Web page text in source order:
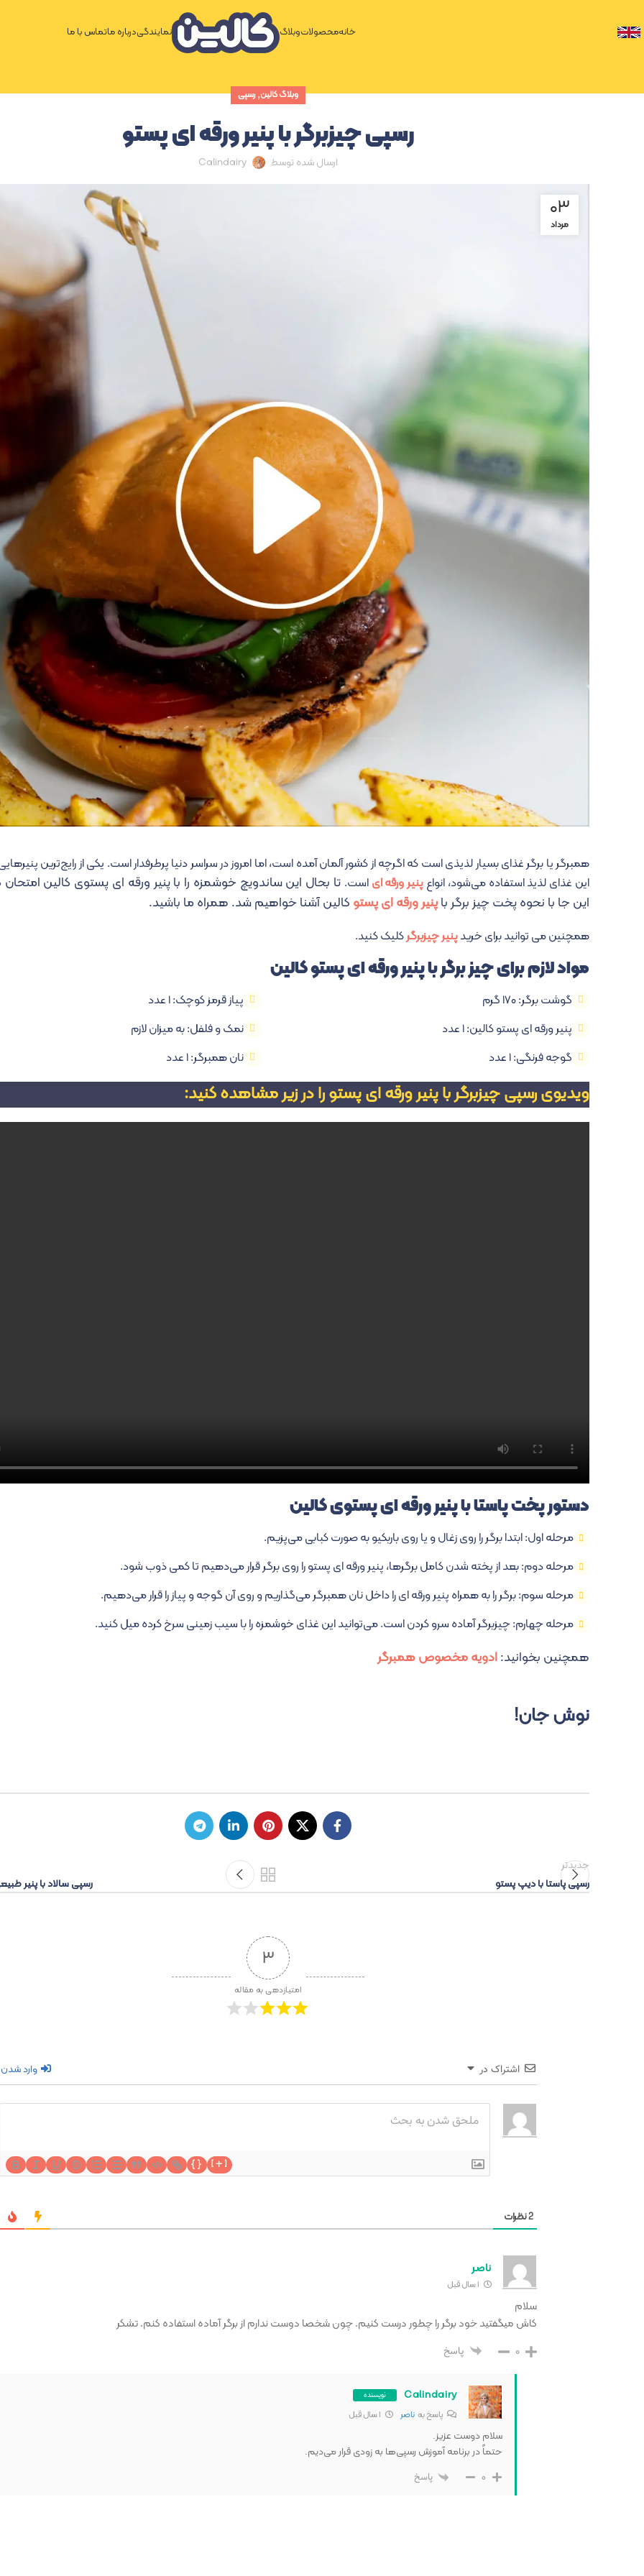
خانهمحصولاتوبلاگ نمایندگیدرباره ماتماس با ما
وبلاگ کالین,رسپی
رسپی چیزبرگر با پنیر ورقه ای پستو
ارسال شده توسط Calindairy
۰۳
مرداد
همبرگر یا برگر غذای بسیار لذیذی است که اگرچه از کشور آلمان آمده است، اما امروز در سراسر دنیا پرطرفدار است. یکی از رایج‌ترین
این غذای لذیذ استفاده می‌شود، انواع پنیر ورقه ای است. تا بحال این ساندویچ خوشمزه را با پنیر ورقه ای پستوی کالین امتحان
این جا با نحوه پخت چیز برگر باپنیر ورقه ای پستو کالین آشنا خواهیم شد. همراه ما باشید.
همچنین می توانید برای خریدپنیر چیزبرگرکلیک کنید.
مواد لازم برای چیز برگر با پنیر ورقه ای پستو کالین
گوشت برگر: ۱۷۰ گرم
پنیر ورقه ای پستو کالین: ۱ عدد
گوجه فرنگی: ۱ عدد
پیاز قرمز کوچک: ۱ عدد
نمک و فلفل: به میزان لازم
نان همبرگر: ۱ عدد
ویدیوی رسپی چیزبرگر با پنیر ورقه ای پستو را در زیر مشاهده کنید:
دستور پخت پاستا با پنیر ورقه ای پستوی کالین
مرحله اول: ابتدا برگر را روی زغال و یا روی باربکیو به صورت کبابی می‌پزیم.
مرحله دوم: بعد از پخته شدن کامل برگرها، پنیر ورقه ای پستو را روی برگر قرار می‌دهیم تا کمی ذوب شود.
مرحله سوم: برگر را به همراه پنیر ورقه ای را داخل نان همبرگر می‌گذاریم و روی آن گوجه و پیاز را قرار می‌دهیم.
مرحله چهارم: چیزبرگر آماده سرو کردن است. می‌توانید این غذای خوشمزه را با سیب زمینی سرخ کرده میل کنید.
همچنین بخوانید:ادویه مخصوص همبرگر
نوش جان!
جدیدتر
رسپی پاستا با دیپ پستو
رسپی سالاد با پنیر
3
امتیازدهی به مقاله
اشتراک در وارد شدن
{} [+]
2نظرات
ناصر
سلام
کاش میگفتید خود برگر را چطور درست کنیم. چون شخصا دوست ندارم از برگر آماده استفاده کنم. تشکر
0 پاسخ
Calindairy نویسنده
پاسخ به ناصر
سلام دوست عزیز.
حتماً در برنامه آموزش رسپی‌ها به زودی قرار می‌دیم.
0 پاسخ